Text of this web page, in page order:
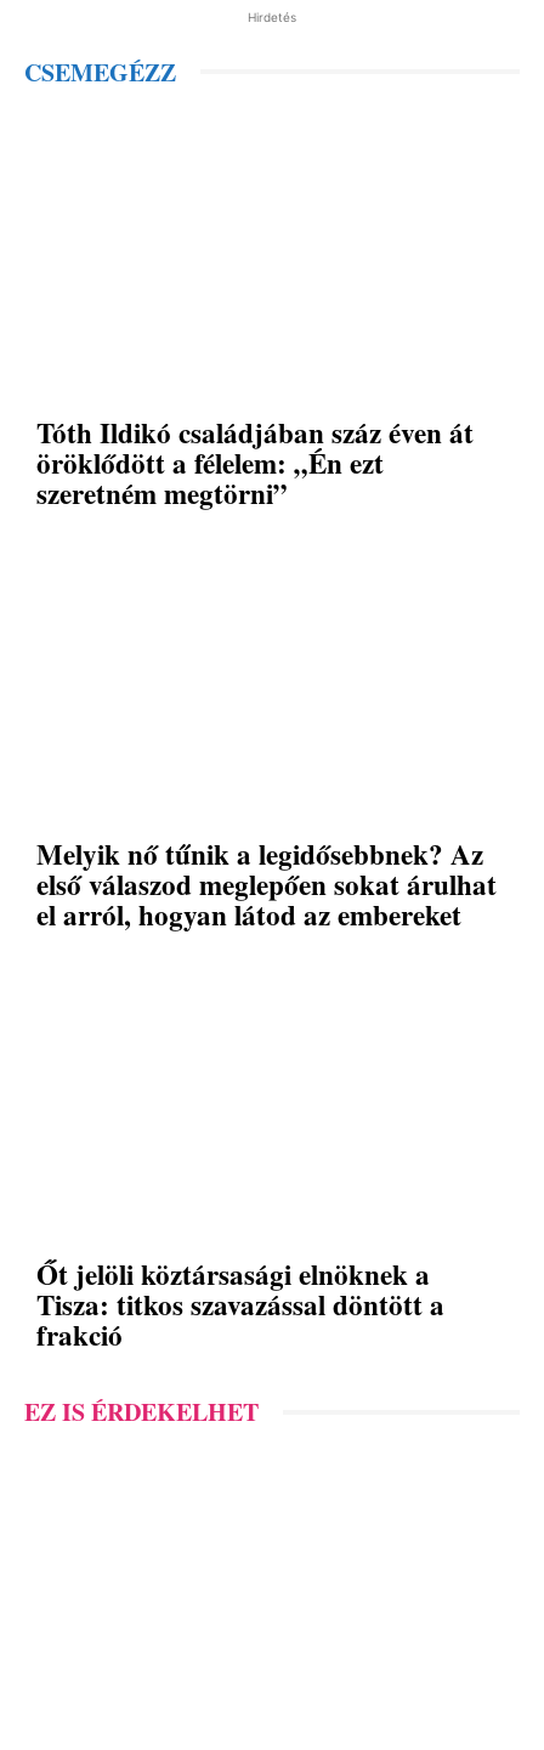
Hirdetés
CSEMEGÉZZ
Tóth Ildikó családjában száz éven át
öröklődött a félelem: „Én ezt
szeretném megtörni”
Melyik nő tűnik a legidősebbnek? Az
első válaszod meglepően sokat árulhat
el arról, hogyan látod az embereket
Őt jelöli köztársasági elnöknek a
Tisza: titkos szavazással döntött a
frakció
EZ IS ÉRDEKELHET